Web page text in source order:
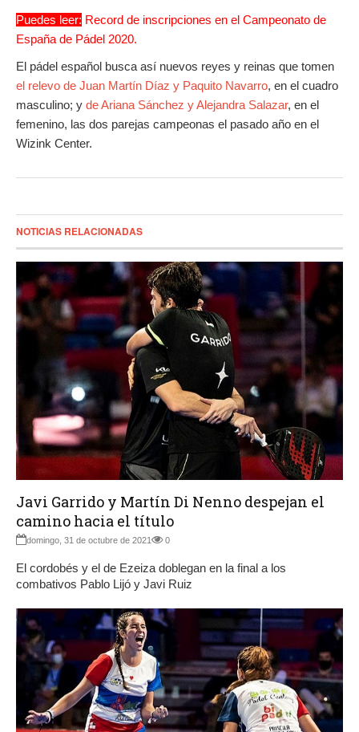
Puedes leer: Record de inscripciones en el Campeonato de
España de Pádel 2020.
El pádel español busca así nuevos reyes y reinas que tomen
el relevo de Juan Martín Díaz y Paquito Navarro, en el cuadro
masculino; y de Ariana Sánchez y Alejandra Salazar, en el
femenino, las dos parejas campeonas el pasado año en el
Wizink Center.
NOTICIAS RELACIONADAS
Javi Garrido y Martín Di Nenno despejan el
camino hacia el título
domingo, 31 de octubre de 2021 0
El cordobés y el de Ezeiza doblegan en la final a los
combativos Pablo Lijó y Javi Ruiz